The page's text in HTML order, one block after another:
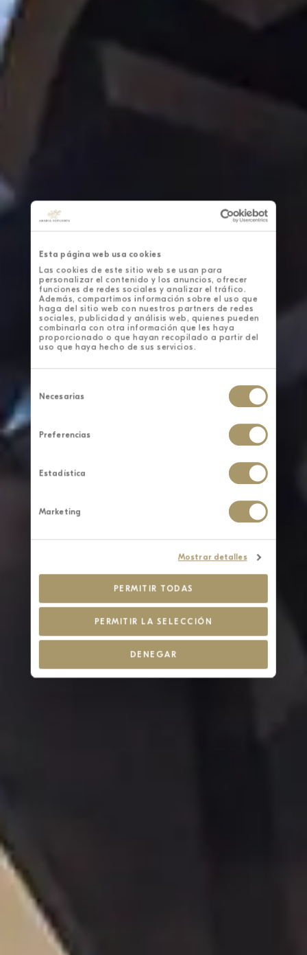
Esta página web usa cookies
Las cookies de este sitio web se usan para
personalizar el contenido y los anuncios, ofrecer
funciones de redes sociales y analizar el tráfico.
Además, compartimos información sobre el uso que
haga del sitio web con nuestros partners de redes
sociales, publicidad y análisis web, quienes pueden
combinarla con otra información que les haya
proporcionado o que hayan recopilado a partir del
uso que haya hecho de sus servicios.
de
consentimiento
Necesarias
Preferencias
Estadística
Marketing
Mostrar detalles
PERMITIR TODAS
PERMITIR LA SELECCIÓN
DENEGAR